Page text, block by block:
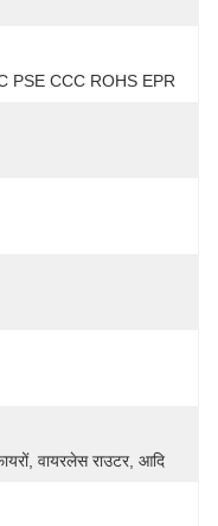
PSE CCC ROHS EPR
वायरलेस राउटर, आदि